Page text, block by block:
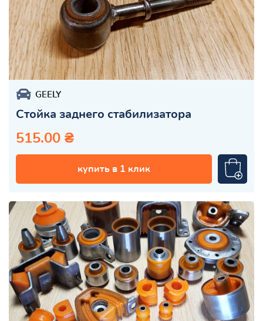
GEELY
Стойка заднего стабилизатора
515.00 ₴
купить в 1 клик